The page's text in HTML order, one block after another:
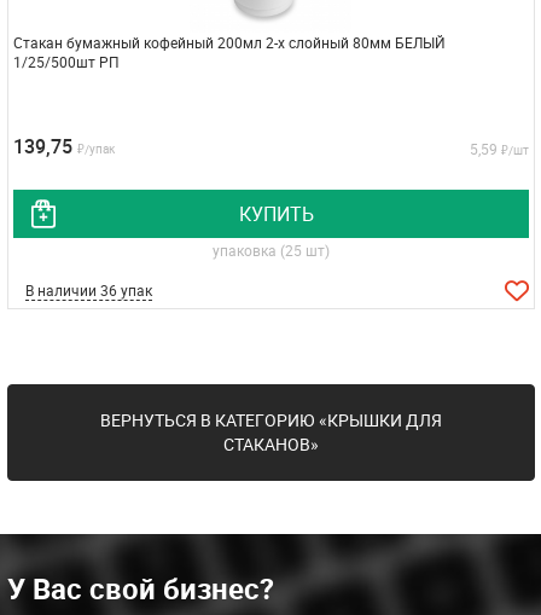
Стакан бумажный кофейный 200мл 2-х слойный 80мм БЕЛЫЙ
1/25/500шт РП
139,75 ₽/упак 5,59 ₽/шт
КУПИТЬ
упаковка (25 шт)
В наличии 36 упак
ВЕРНУТЬСЯ В КАТЕГОРИЮ «КРЫШКИ ДЛЯ
СТАКАНОВ»
У Вас свой бизнес?